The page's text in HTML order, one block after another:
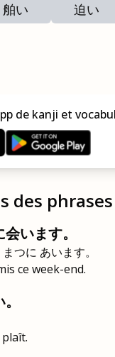
舶い 迫い
de kanji et
des phrases
います。
つに あいます。
ce week-end.
plaît.